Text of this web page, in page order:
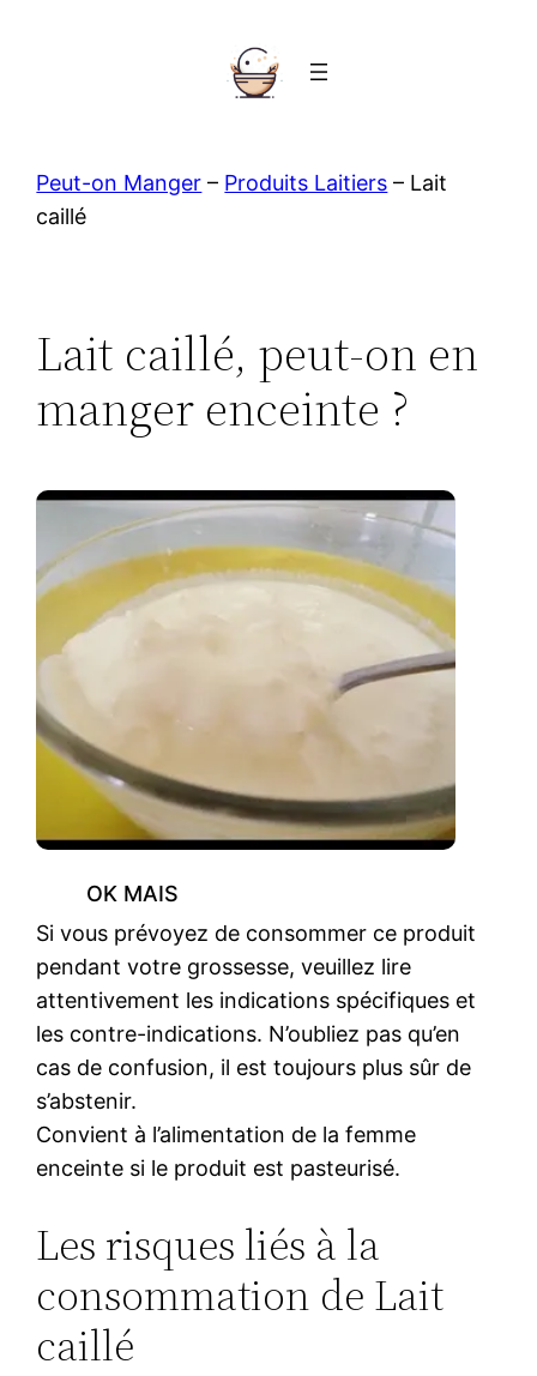
Peut-on Manger – Produits Laitiers – Lait
caillé
Lait caillé, peut-on en
manger enceinte ?
OK MAIS
Si vous prévoyez de consommer ce produit
pendant votre grossesse, veuillez lire
attentivement les indications spécifiques et
les contre-indications. N’oubliez pas qu’en
cas de confusion, il est toujours plus sûr de
s’abstenir.
Convient à l’alimentation de la femme
enceinte si le produit est pasteurisé.
Les risques liés à la
consommation de Lait
caillé